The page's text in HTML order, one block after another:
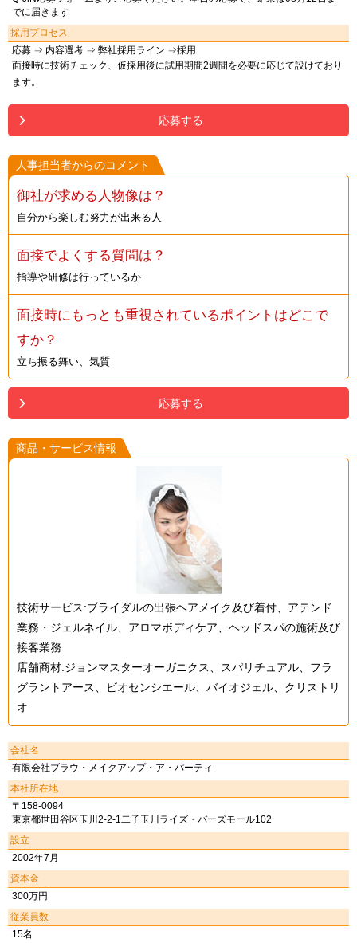
でに届きます
採用プロセス
応募 ⇒ 内容選考 ⇒ 弊社採用ライン ⇒採用
面接時に技術チェック、仮採用後に試用期間2週間を必要に応じて設けており
ます。
応募する
人事担当者からのコメント
御社が求める人物像は？
自分から楽しむ努力が出来る人
面接でよくする質問は？
指導や研修は行っているか
面接時にもっとも重視されているポイントはどこで
すか？
立ち振る舞い、気質
応募する
商品・サービス情報
技術サービス:ブライダルの出張ヘアメイク及び着付、アテンド
業務・ジェルネイル、アロマボディケア、ヘッドスパの施術及び
接客業務
店舗商材:ジョンマスターオーガニクス、スパリチュアル、フラ
グラントアース、ビオセンシエール、バイオジェル、クリストリ
オ
会社名
有限会社ブラウ・メイクアップ・ア・パーティ
本社所在地
〒158-0094
東京都世田谷区玉川2-2-1二子玉川ライズ・バーズモール102
設立
2002年7月
資本金
300万円
従業員数
15名